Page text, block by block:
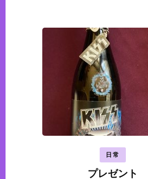
日常
プレゼント